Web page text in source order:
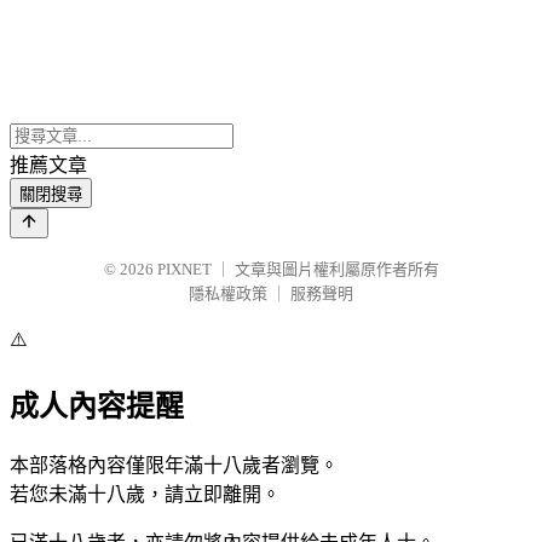
推薦文章
關閉搜尋
© 2026 PIXNET
文章與圖片權利屬原作者所有
隱私權政策
服務聲明
⚠️
成人內容提醒
本部落格內容僅限年滿十八歲者瀏覽。
若您未滿十八歲，請立即離開。